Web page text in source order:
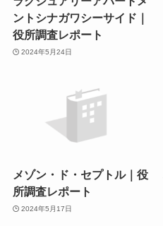
ントシナガワシーサイド｜
役所調査レポート
2024年5月24日
メゾン・ド・セプトル｜役
所調査レポート
2024年5月17日